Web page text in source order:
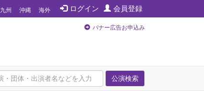
ログイン 会員登録
九州 沖縄 海外
バナー広告お申込み
公演検索